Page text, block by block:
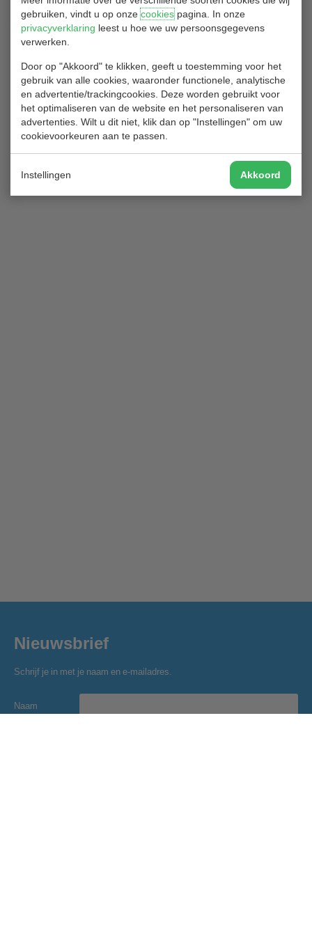
gebruiken, vindt u op onzecookiespagina. In onze
privacyverklaring leest u hoe we uw persoonsgegevens
verwerken.
Door op "Akkoord" te klikken, geeft u toestemming voor het
gebruik van alle cookies, waaronder functionele, analytische
en advertentie/trackingcookies. Deze worden gebruikt voor
het optimaliseren van de website en het personaliseren van
advertenties. Wilt u dit niet, klik dan op "Instellingen" om uw
cookievoorkeuren aan te passen.
Instellingen Akkoord
het golfen, de club, de baan, de regels, de wedstrijden en alles
waar je maar wat over wilt weten.
(secretariaat@golfclubhitland.nl) of bel met een van de
commissie leden.
Heb je leuke input voor de leden, ook dan ben je welkom via het
adres hierboven.
Terug naar het commissies overzicht
Nieuwsbrief
Schrijf je in met je naam en e-mailadres.
Naam